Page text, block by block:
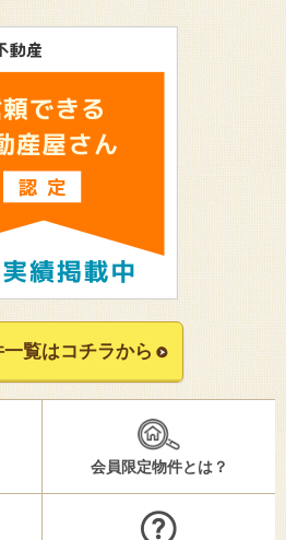
覧はコチラから
会員限定物件とは？